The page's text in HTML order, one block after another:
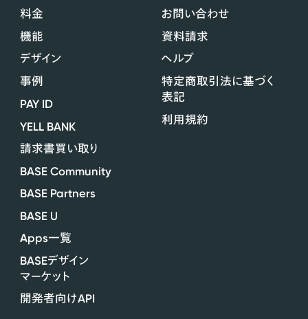
料金
機能
デザイン
事例
PAY ID
YELL BANK
請求書買い取り
BASE Community
BASE Partners
BASE U
Apps一覧
BASEデザイン
マーケット
開発者向けAPI
お問い合わせ
資料請求
ヘルプ
特定商取引法に基づく
表記
利用規約